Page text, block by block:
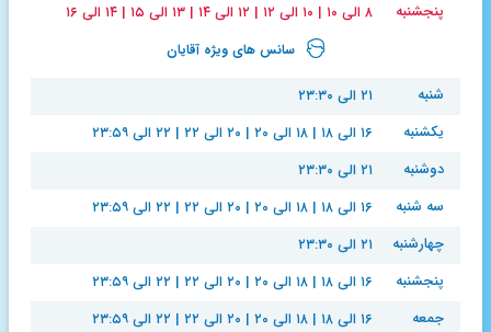
پنجشنبه
۸ الی ۱۰ | ۱۰ الی ۱۲ | ۱۲ الی ۱۴ | ۱۳ الی ۱۵ | ۱۴ الی ۱۶
سانس های ویژه آقایان
شنبه
۲۱ الی ۲۳:۳۰
یکشنبه
۱۶ الی ۱۸ | ۱۸ الی ۲۰ | ۲۰ الی ۲۲ | ۲۲ الی ۲۳:۵۹
دوشنبه
۲۱ الی ۲۳:۳۰
سه شنبه
۱۶ الی ۱۸ | ۱۸ الی ۲۰ | ۲۰ الی ۲۲ | ۲۲ الی ۲۳:۵۹
چهارشنبه
۲۱ الی ۲۳:۳۰
پنجشنبه
۱۶ الی ۱۸ | ۱۸ الی ۲۰ | ۲۰ الی ۲۲ | ۲۲ الی ۲۳:۵۹
جمعه
۱۶ الی ۱۸ | ۱۸ الی ۲۰ | ۲۰ الی ۲۲ | ۲۲ الی ۲۳:۵۹